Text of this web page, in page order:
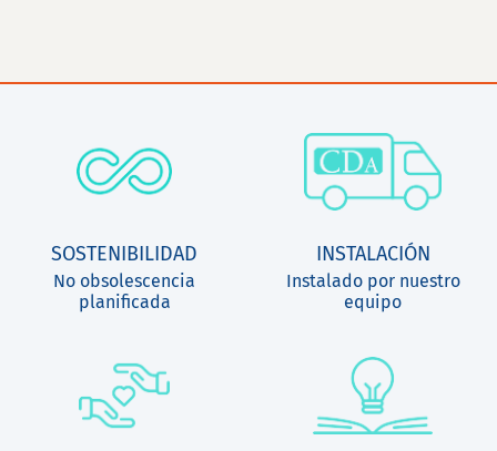
SOSTENIBILIDAD
No obsolescencia
planificada
INSTALACIÓN
Instalado por nuestro
equipo